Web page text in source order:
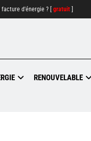
d'énergie ? [ gratuit
RENOUVELABLE